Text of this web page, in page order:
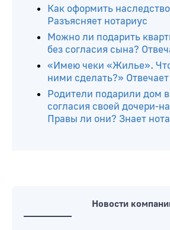
Как оформить
Разъясняет нотариус
Можно ли подарить
без согласия сына?
«Имею чеки «Жилье».
ними сделать?»
Родители подарили дом
согласия своей дочери-
Правы ли они? Знает
Новости